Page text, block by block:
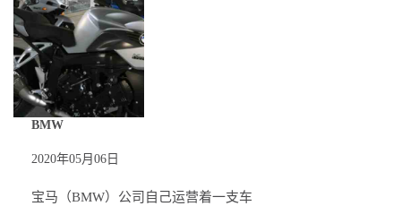
BMW
2020年05月06日
宝马（BMW）公司自己运营着一支车